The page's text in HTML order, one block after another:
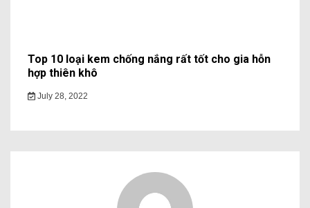
Top 10 loại kem chống nắng rất tốt cho gia hỗn
hợp thiên khô
July 28, 2022